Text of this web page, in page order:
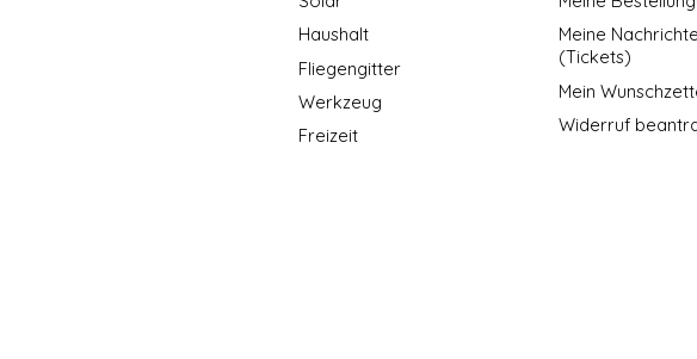
Haushalt
Fliegengitter
Werkzeug
Freizeit
Meine
(Tickets)
Mein
Widerruf